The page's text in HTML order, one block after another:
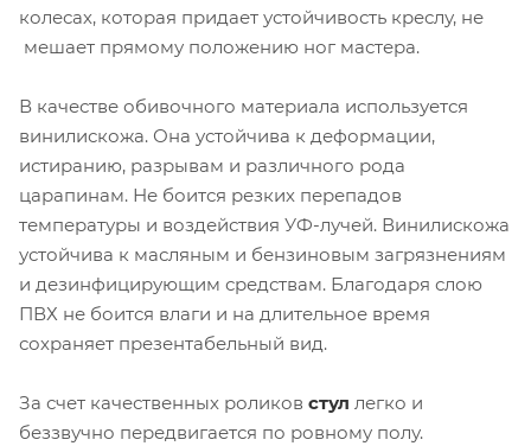
колесах, которая придает устойчивость креслу, не
мешает прямому положению ног мастера.
В качестве обивочного материала используется
винилискожа. Она устойчива к деформации,
истиранию, разрывам и различного рода
царапинам. Не боится резких перепадов
температуры и воздействия УФ-лучей. Винилискожа
устойчива к масляным и бензиновым загрязнениям
и дезинфицирующим средствам. Благодаря слою
ПВХ не боится влаги и на длительное время
сохраняет презентабельный вид.
За счет качественных роликов стул легко и
беззвучно передвигается по ровному полу.